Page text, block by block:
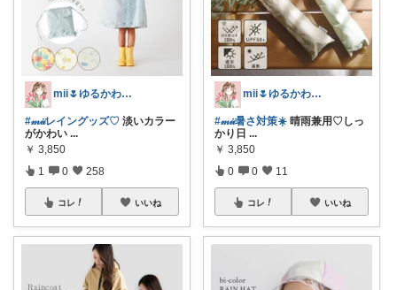
mii🌷ゆるかわアイテム探し🔍🫧
#𝓂𝒾𝒾レイングッズ♡ 淡いカラー
がかわい ...
￥ 3,850
1 0 258
コレ いいね
mii🌷ゆるかわアイテム探し🔍🫧
#𝓂𝒾𝒾暑さ対策☀️ 晴雨兼用♡しっ
かり日 ...
￥ 3,850
0 0 11
コレ いいね